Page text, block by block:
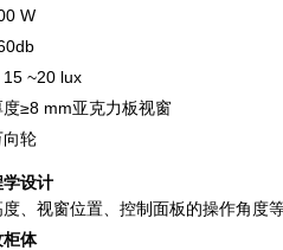
W
~20 lux
≥8 mm亚克⼒板视窗
向轮
学设计
、视窗位置、控制面板的操作角度
柜体